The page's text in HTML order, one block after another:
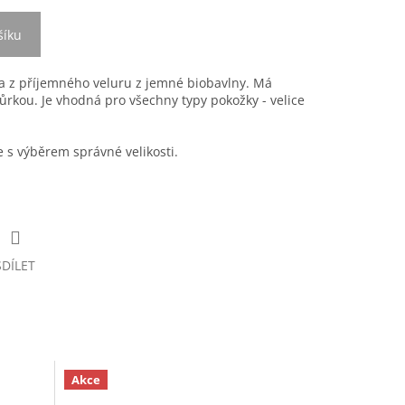
z příjemného veluru z jemné biobavlny. Má
Je vhodná pro všechny typy pokožky - velice
s výběrem správné velikosti.
Akce